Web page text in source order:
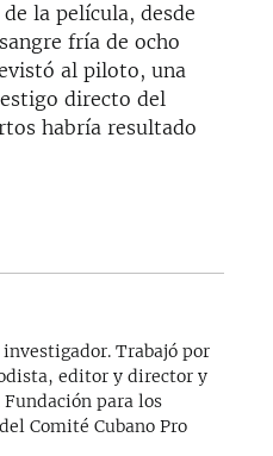
la película, desde
fría de ocho
al piloto, una
directo del
habría resultado
Trabajó por
editor y director y
para los
Comité Cubano Pro